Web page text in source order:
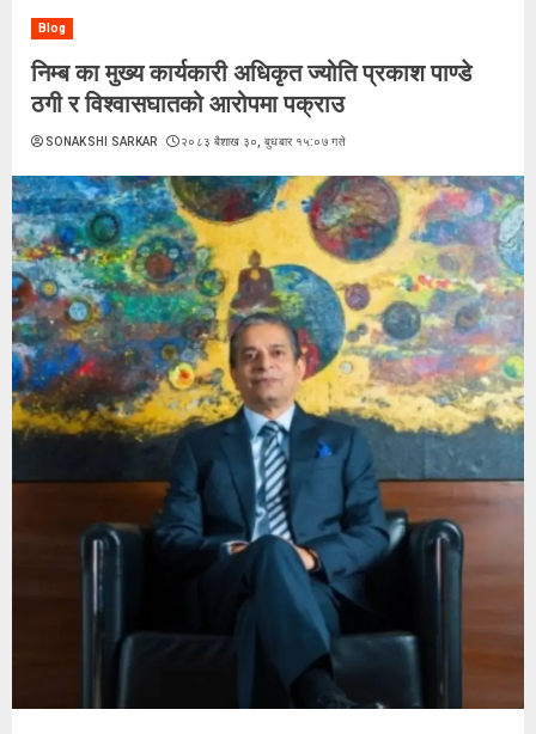
Blog
निम्ब का मुख्य कार्यकारी अधिकृत ज्योति प्रकाश पाण्डे
ठगी र विश्वासघातको आरोपमा पक्राउ
SONAKSHI SARKAR २०८३ बैशाख ३०, बुधबार १५:०७ गते